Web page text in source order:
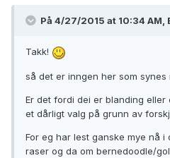
På 4/27/2015 at 10:34 AM,
Takk!
så det er inngen her som synes
Er det fordi dei er blanding
et dårligt valg på grunn av
For eg har lest ganske mye nå i
raser og da om bernedoodle/